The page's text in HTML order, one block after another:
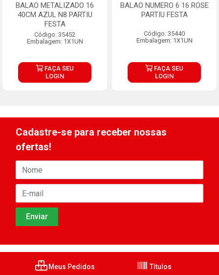
BALAO METALIZADO 16
40CM AZUL N8 PARTIU
FESTA
Código: 35452
Embalagem: 1X1UN
FAÇA SEU
LOGIN
BALAO NUMERO 6 16 ROSE
PARTIU FESTA
Código: 35440
Embalagem: 1X1UN
FAÇA SEU
LOGIN
Cadastre-se para receber nossas
ofertas!
Meus Pedidos Títulos